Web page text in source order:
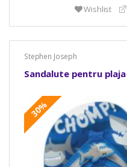
Wishlist
Stephen Joseph
Sandalute pentru
30%